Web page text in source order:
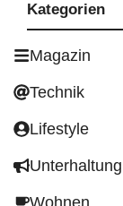
Kategorien
Magazin
Technik
Lifestyle
Unterhaltung